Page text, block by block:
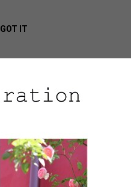
GOT IT